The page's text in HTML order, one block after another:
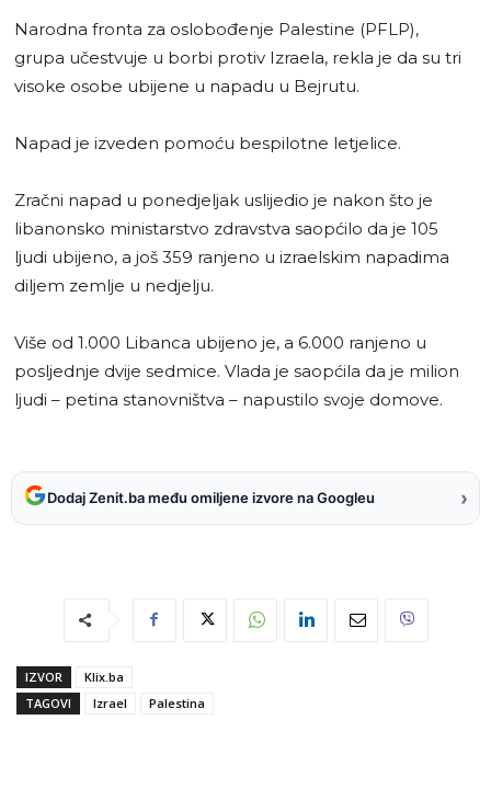
Narodna fronta za oslobođenje Palestine (PFLP),
grupa učestvuje u borbi protiv Izraela, rekla je da su tri
visoke osobe ubijene u napadu u Bejrutu.
Napad je izveden pomoću bespilotne letjelice.
Zračni napad u ponedjeljak uslijedio je nakon što je
libanonsko ministarstvo zdravstva saopćilo da je 105
ljudi ubijeno, a još 359 ranjeno u izraelskim napadima
diljem zemlje u nedjelju.
Više od 1.000 Libanca ubijeno je, a 6.000 ranjeno u
posljednje dvije sedmice. Vlada je saopćila da je milion
ljudi – petina stanovništva – napustilo svoje domove.
Dodaj Zenit.ba među omiljene izvore na Googleu ›
IZVOR
Klix.ba
TAGOVI
Izrael Palestina